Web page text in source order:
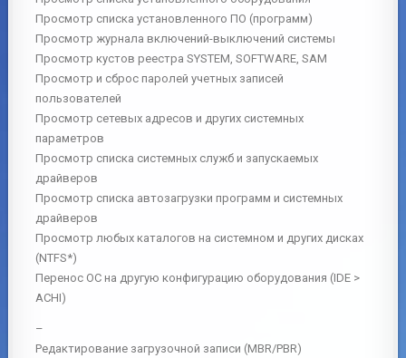
Просмотр списка установленного ПО (программ)
Просмотр журнала включений-выключений системы
Просмотр кустов реестра SYSTEM, SOFTWARE, SAM
Просмотр и сброс паролей учетных записей
пользователей
Просмотр сетевых адресов и других системных
параметров
Просмотр списка системных служб и запускаемых
драйверов
Просмотр списка автозагрузки программ и системных
драйверов
Просмотр любых каталогов на системном и других дисках
(NTFS*)
Перенос ОС на другую конфигурацию оборудования (IDE >
ACHI)
–
Редактирование загрузочной записи (MBR/PBR)